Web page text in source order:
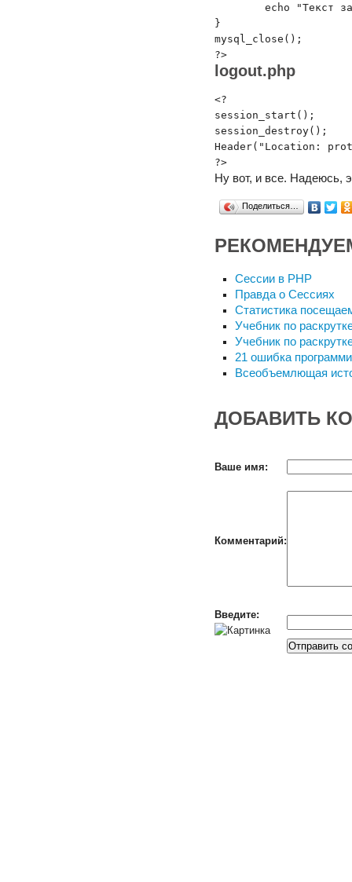
}
mysql_close();
logout.php
<?
session_start();	//инициализируем механизм сессий
session_destroy();	//удаляем текущую сессию
Header("Location: protected.php");	//
Ну вот, и все. Надеюсь,
Поделиться…
Сессии в PHP
Правда о Сессиях
Статистика
Учебник по
Учебник по
21 ошибка
Всеобъемлющая
ДОБАВИТЬ
Ваше имя:
Комментарий:
Введите: